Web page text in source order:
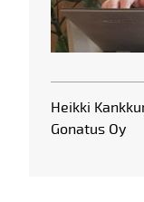
Heikki
Gonatus Oy